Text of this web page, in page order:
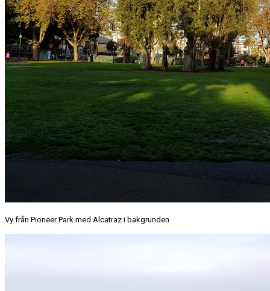
Vy från Pioneer Park med Alcatraz i bakgrunden